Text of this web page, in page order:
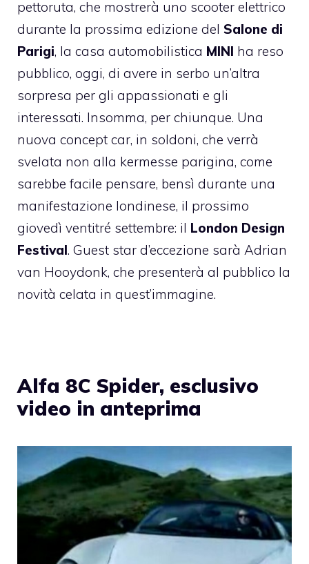
pettoruta, che mostrerà uno scooter elettrico
durante la prossima edizione del Salone di
Parigi, la casa automobilistica MINI ha reso
pubblico, oggi, di avere in serbo un’altra
sorpresa per gli appassionati e gli
interessati. Insomma, per chiunque. Una
nuova concept car, in soldoni, che verrà
svelata non alla kermesse parigina, come
sarebbe facile pensare, bensì durante una
manifestazione londinese, il prossimo
giovedì ventitré settembre: il London Design
Festival. Guest star d’eccezione sarà Adrian
van Hooydonk, che presenterà al pubblico la
novità celata in quest’immagine.
Alfa 8C Spider, esclusivo
video in anteprima